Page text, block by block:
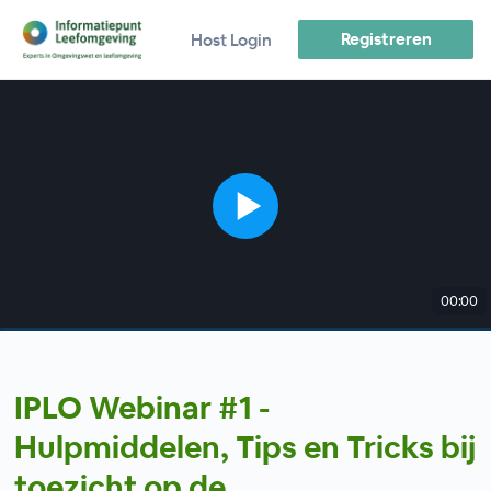
Host Login Registreren
00:00
IPLO Webinar #1 -
Hulpmiddelen, Tips en Tricks bij